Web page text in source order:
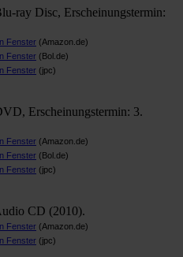
ray Disc, Erscheinungstermin:
Fenster (Amazon.de)
Fenster (Bol.de)
Fenster (jpc)
Erscheinungstermin: 3.
Fenster (Amazon.de)
Fenster (Bol.de)
Fenster (jpc)
CD (2010).
Fenster (Amazon.de)
Fenster (jpc)